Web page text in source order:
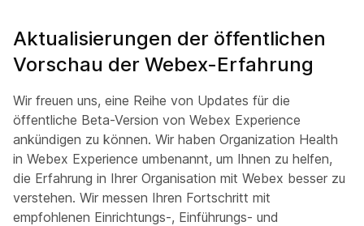
Aktualisierungen der öffentlichen
Vorschau der Webex-Erfahrung
Wir freuen uns, eine Reihe von Updates für die
öffentliche Beta-Version von Webex Experience
ankündigen zu können. Wir haben Organization Health
in Webex Experience umbenannt, um Ihnen zu helfen,
die Erfahrung in Ihrer Organisation mit Webex besser zu
verstehen. Wir messen Ihren Fortschritt mit
empfohlenen Einrichtungs-, Einführungs- und